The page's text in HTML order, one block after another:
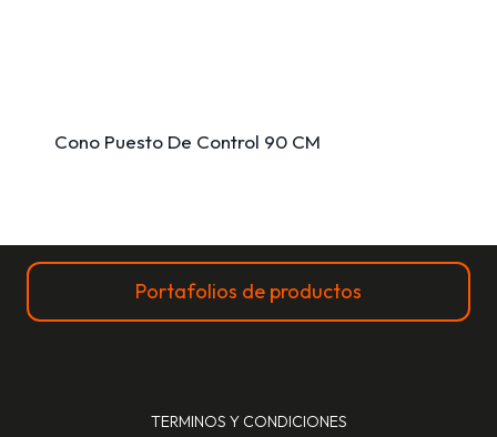
Cono Puesto De Control 90 CM
Portafolios de productos
TERMINOS Y CONDICIONES